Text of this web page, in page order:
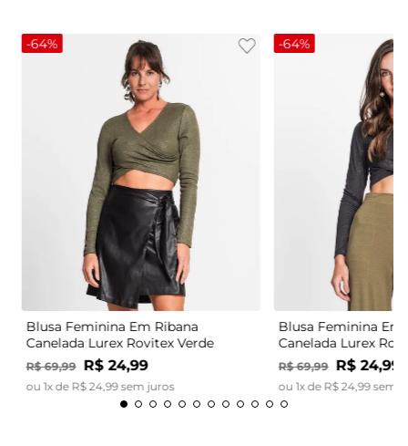
-64%
Blusa Feminina Em Ribana
Canelada Lurex Rovitex Verde
R$ 69,99 R$ 24,99
ou 1x de R$ 24,99sem juros
-64%
Blusa Feminina Em
Canelada Lurex
R$ 69,99 R$ 24,99
ou 1x de R$ 24,99sem